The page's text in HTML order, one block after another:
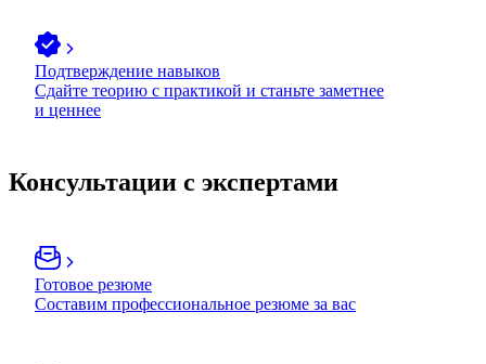
Подтверждение навыков
Сдайте теорию с практикой и станьте заметнее
и ценнее
Консультации с экспертами
Готовое резюме
Составим профессиональное резюме за вас